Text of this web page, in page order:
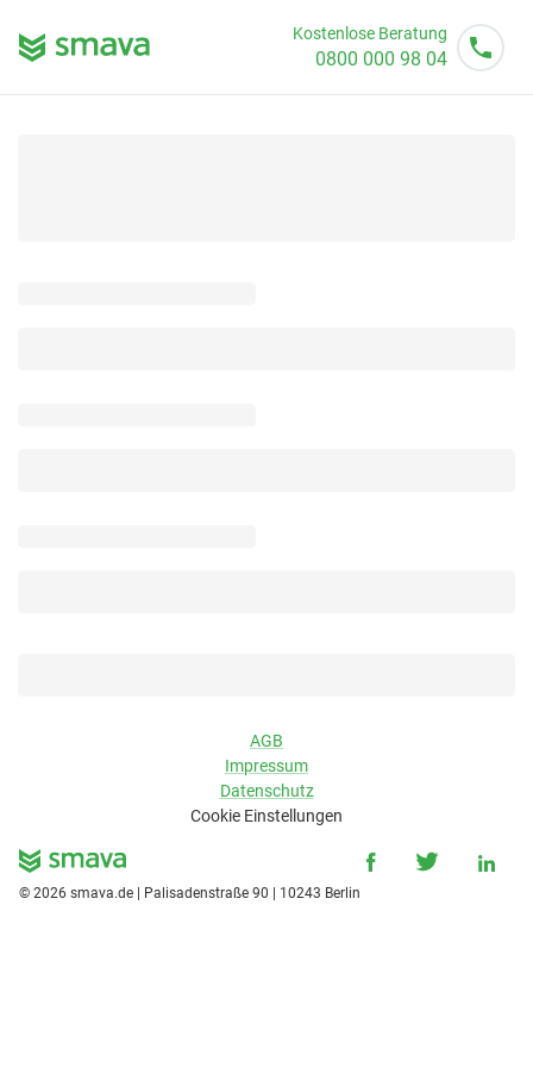
Kostenlose Beratung
0800 000 98 04
AGB
Impressum
Datenschutz
Cookie Einstellungen
© 2026 smava.de | Palisadenstraße 90 | 10243 Berlin